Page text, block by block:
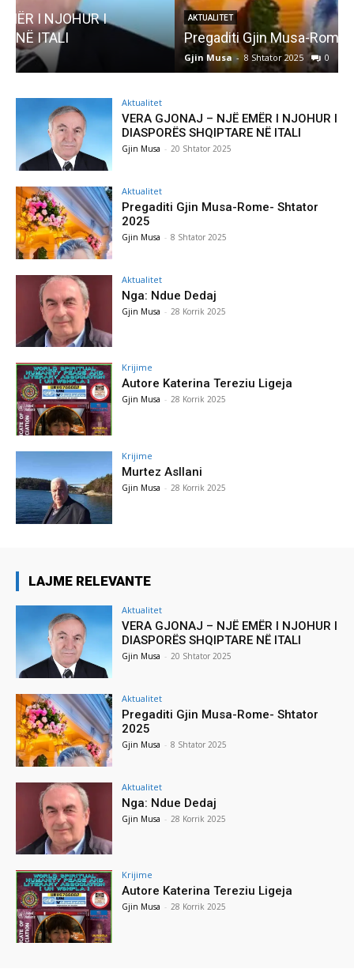
AKTUALITET
Pregaditi Gjin Musa-Rome- Shtator 2025
Gjin Musa
Aktualitet
VERA GJONAJ – NJË EMËR I NJOHUR I
DIASPORËS SHQIPTARE NË ITALI
Gjin Musa - 20 Shtator 2025
Aktualitet
Pregaditi Gjin Musa-Rome- Shtator
2025
Gjin Musa - 8 Shtator 2025
Aktualitet
Nga: Ndue Dedaj
Gjin Musa - 28 Korrik 2025
Krijime
Autore Katerina Tereziu Ligeja
Gjin Musa - 28 Korrik 2025
Krijime
Murtez Asllani
Gjin Musa - 28 Korrik 2025
LAJME RELEVANTE
Aktualitet
VERA GJONAJ – NJË EMËR I NJOHUR I
DIASPORËS SHQIPTARE NË ITALI
Gjin Musa - 20 Shtator 2025
Aktualitet
Pregaditi Gjin Musa-Rome- Shtator
2025
Gjin Musa - 8 Shtator 2025
Aktualitet
Nga: Ndue Dedaj
Gjin Musa - 28 Korrik 2025
Krijime
Autore Katerina Tereziu Ligeja
Gjin Musa - 28 Korrik 2025